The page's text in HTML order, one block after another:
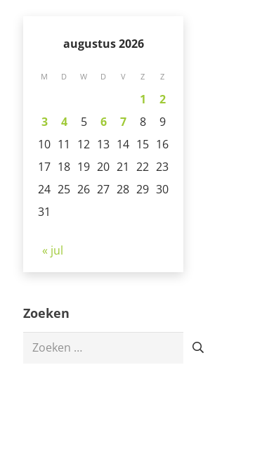
augustus 2026
M D W D V Z Z
1
2
3
4 5 6 7 8
9
10 11 12 13 14 15 16
17 18 19 20 21 22 23
24 25 26 27 28 29 30
31
« jul
Zoeken
Zoeken